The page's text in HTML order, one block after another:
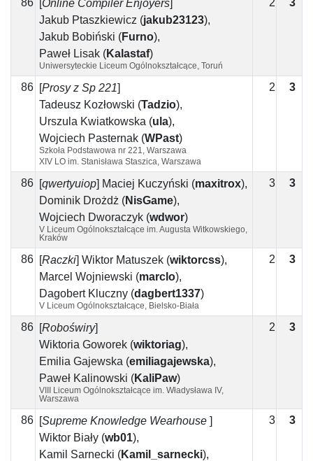
86 [Online Compiler Enjoyers]
Jakub Ptaszkiewicz (jakub23123),
Jakub Bobiński (Furno),
Paweł Lisak (Kalastaf)
Uniwersyteckie Liceum Ogólnokształcące, Toruń
2 3
86 [Prosy z Sp 221]
Tadeusz Kozłowski (Tadzio),
Urszula Kwiatkowska (ula),
Wojciech Pasternak (WPast)
Szkoła Podstawowa nr 221, Warszawa
XIV LO im. Stanisława Staszica, Warszawa
2 3
86 [qwertyuiop] Maciej Kuczyński (maxitrox),
Dominik Drożdż (NisGame),
Wojciech Dworaczyk (wdwor)
V Liceum Ogólnokształcące im. Augusta Witkowskiego,
Kraków
3 3
86 [Raczki] Wiktor Matuszek (wiktorcss),
Marcel Wojniewski (marclo),
Dagobert Kluczny (dagbert1337)
V Liceum Ogólnokształcące, Bielsko-Biała
2 3
86 [Roboświry]
Wiktoria Goworek (wiktoriag),
Emilia Gajewska (emiliagajewska),
Paweł Kalinowski (KaliPaw)
VIII Liceum Ogólnokształcące im. Władysława IV,
Warszawa
2 3
86 [Supreme Knowledge Wearhouse ]
Wiktor Biały (wb01),
Kamil Sarnecki (Kamil_sarnecki),
3 3